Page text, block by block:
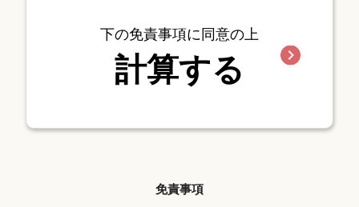
下の免責事項に同意の上
計算する
免責事項